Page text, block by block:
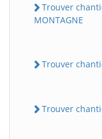
Trouver
MONTAGNE
Trouver
Trouver